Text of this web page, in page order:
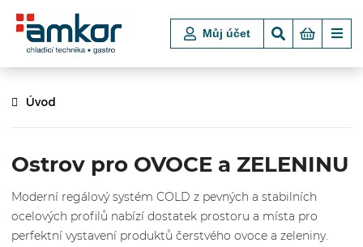
Můj účet
Úvod
Ostrov pro OVOCE a ZELENINU
Moderní regálový systém COLD z pevných a stabilních
ocelových profilů nabízí dostatek prostoru a místa pro
perfektní vystavení produktů čerstvého ovoce a zeleniny.